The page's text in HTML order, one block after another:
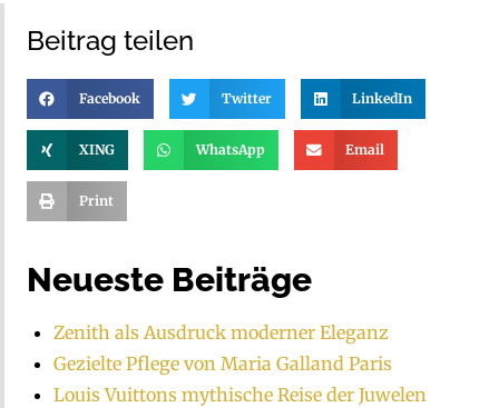
Beitrag teilen
Facebook Twitter LinkedIn
XING WhatsApp Email
Print
Neueste Beiträge
Zenith als Ausdruck moderner Eleganz
Gezielte Pflege von Maria Galland Paris
Louis Vuittons mythische Reise der Juwelen